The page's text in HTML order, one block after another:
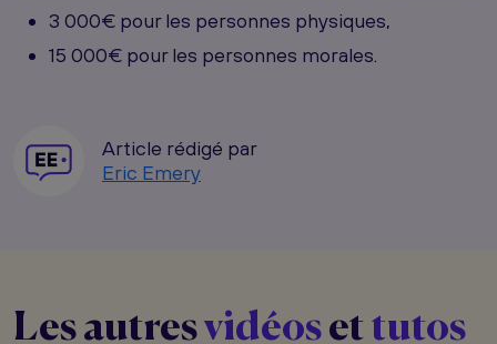
3 000€ pour les personnes physiques,
15 000€ pour les personnes morales.
Article rédigé par
Eric Emery
Les autresvidéosettutos